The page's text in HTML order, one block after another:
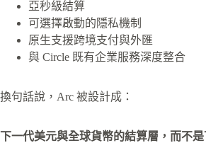
亞秒級結算
可選擇啟動的隱私機制
原生支援跨境支付與外匯
與 Circle 既有企業服務深度整合
換句話說，Arc 被設計成：
下一代美元與全球貨幣的結算層，而不